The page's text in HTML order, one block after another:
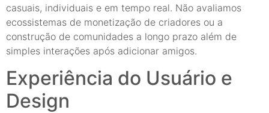
casuais, individuais e em tempo real. Não avaliamos
ecossistemas de monetização de criadores ou a
construção de comunidades a longo prazo além de
simples interações após adicionar amigos.
Experiência do Usuário e
Design